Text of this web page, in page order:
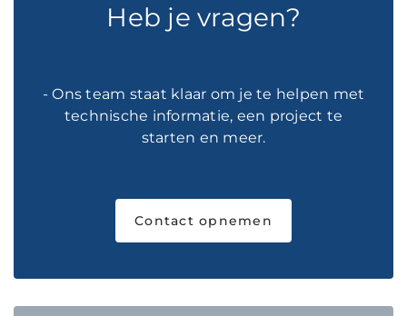
Heb je vragen?
- Ons team staat klaar om je te helpen met
technische informatie, een project te
starten en meer.
Contact opnemen